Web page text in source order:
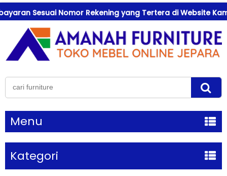
Sesuai Nomor Rekening yang Tertera di Website Kami !
Menu
Kategori